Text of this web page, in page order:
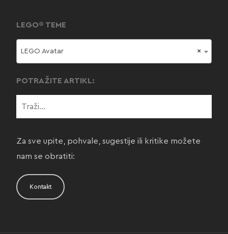
LEGO® TEME
×
LEGO Avatar
POTRAŽITE ARTIKL:
Za sve upite, pohvale, sugestije ili kritike možete
nam se obratiti:
Kontakt